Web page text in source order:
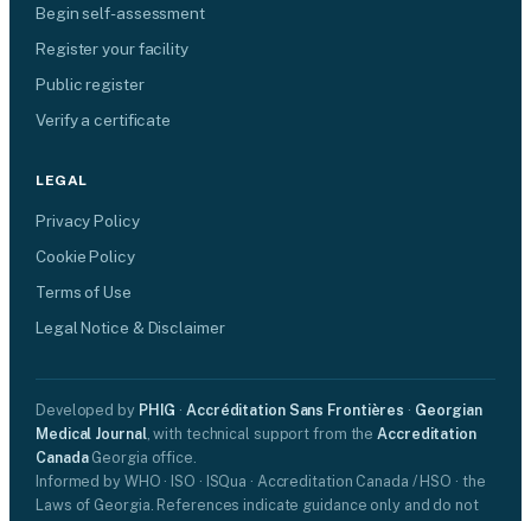
Begin self-assessment
Register your facility
Public register
Verify a certificate
LEGAL
Privacy Policy
Cookie Policy
Terms of Use
Legal Notice & Disclaimer
Developed by PHIG ·Accréditation Sans Frontières · Georgian
Medical Journal, with technical support from theAccreditation
CanadaGeorgia office.
Informed by WHO · ISO · ISQua · Accreditation Canada / HSO · the
Laws of Georgia. References indicate guidance only and do not